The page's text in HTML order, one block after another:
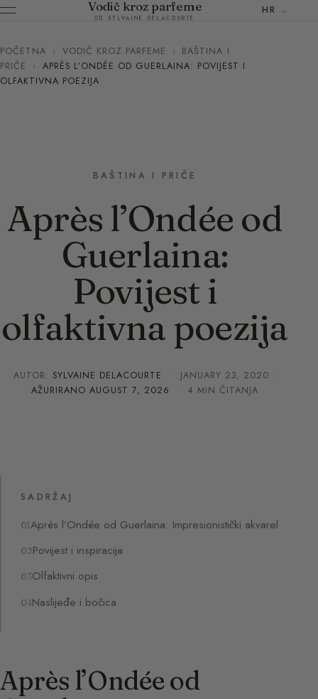
Vodič kroz parfeme
OD SYLVAINE DELACOURTE
HR
POČETNA › VODIČ KROZ PARFEME › BAŠTINA I
PRIČE
› APRÈS L’ONDÉE OD GUERLAINA: POVIJEST I
OLFAKTIVNA POEZIJA
BAŠTINA I PRIČE
Après l’Ondée od
Guerlaina:
Povijest i
olfaktivna poezija
AUTOR: SYLVAINE DELACOURTE · JANUARY 23, 2020 ·
AŽURIRANO AUGUST 7, 2026 · 4 MIN ČITANJA
SADRŽAJ
Après l’Ondée od Guerlaina: Impresionistički akvarel
Povijest i inspiracija
Olfaktivni opis
Naslijeđe i bočica
Après l’Ondée od